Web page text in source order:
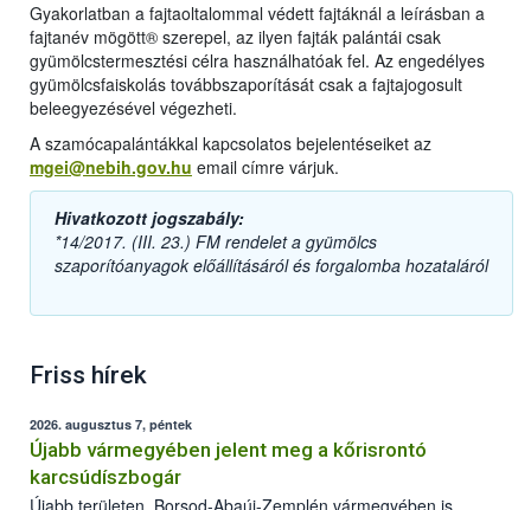
Gyakorlatban a fajtaoltalommal védett fajtáknál a leírásban a
fajtanév mögött® szerepel, az ilyen fajták palántái csak
gyümölcstermesztési célra használhatóak fel. Az engedélyes
gyümölcsfaiskolás továbbszaporítását csak a fajtajogosult
beleegyezésével végezheti.
A szamócapalántákkal kapcsolatos bejelentéseiket az
mgei@nebih.gov.hu email címre várjuk.
Hivatkozott jogszabály:
*14/2017. (III. 23.) FM rendelet a gyümölcs
szaporítóanyagok előállításáról és forgalomba hozataláról
Friss hírek
2026. augusztus 7, péntek
Újabb vármegyében jelent meg a kőrisrontó
karcsúdíszbogár